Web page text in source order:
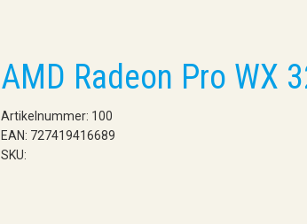
AMD Radeon Pro WX
Artikelnummer: 100
EAN: 727419416689
SKU: